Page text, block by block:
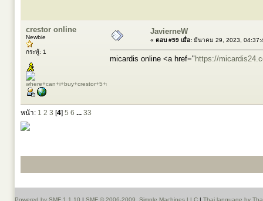
crestor online
Newbie
กระทู้: 1
JavierneW
« ตอบ #59 เมื่อ: มีนาคม 29, 2023,
micardis online <a href=" https://
หน้า: 1 2 3 [4] 5 6 ... 33
Powered by SMF 1.1.10 | SMF © 2006-2009, Simple Machines LLC | Thai language by